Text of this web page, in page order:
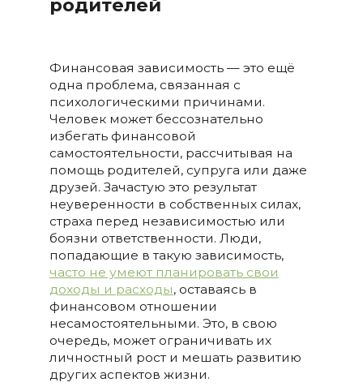
родителей
Финансовая зависимость — это ещё
одна проблема, связанная с
психологическими причинами.
Человек может бессознательно
избегать финансовой
самостоятельности, рассчитывая на
помощь родителей, супруга или даже
друзей. Зачастую это результат
неуверенности в собственных силах,
страха перед независимостью или
боязни ответственности. Люди,
попадающие в такую зависимость,
часто не умеют планировать свои
доходы и расходы, оставаясь в
финансовом отношении
несамостоятельными. Это, в свою
очередь, может ограничивать их
личностный рост и мешать развитию
других аспектов жизни.